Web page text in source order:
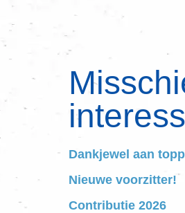
Dankjewel aan
Nieuwe voorzitter!
Contributie 2026